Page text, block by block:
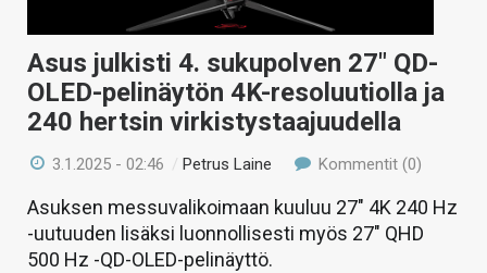
HAKU
Asus julkisti 4. sukupolven 27″ QD-
OLED-pelinäytön 4K-resoluutiolla ja
240 hertsin virkistystaajuudella
3.1.2025 - 02:46 /Petrus Laine Kommentit (0)
Asuksen messuvalikoimaan kuuluu 27″ 4K 240 Hz
-uutuuden lisäksi luonnollisesti myös 27″ QHD
500 Hz -QD-OLED-pelinäyttö.